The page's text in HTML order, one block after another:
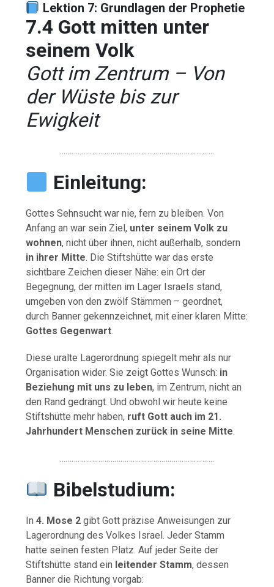
Lektion 7: Grundlagen der Prophetie
7.4 Gott mitten unter
seinem Volk
Gott im Zentrum – Von
der Wüste bis zur
Ewigkeit
………………………………………………………………….
Einleitung:
GottesSehnsuchtwarnie,fern zu bleiben.Von
Anfanganwar sein Ziel, unter seinemVolk zu
wohnen,nichtüber ihnen,nichtaußerhalb, sondern
in ihrer Mitte. DieStiftshüttewardaserste
sichtbare Zeichendieser Nähe:einOrtder
Begegnung,dermitten im Lager Israels stand,
umgebenvonden zwölfStämmen –geordnet,
durch Bannergekennzeichnet,miteiner klaren Mitte:
Gottes Gegenwart.
Dieseuralte Lagerordnung spiegeltmehralsnur
Organisationwider.Sie zeigtGottesWunsch: in
Beziehung mit uns zu leben, im Zentrum,nichtan
den Randgedrängt.Undobwohlwir heute keine
Stiftshüttemehr haben, ruft Gott auch im 21.
Jahrhundert Menschen zurück in seine Mitte.
………………………………………………………………….
Bibelstudium:
In4. Mose 2 gibtGottpräziseAnweisungen zur
LagerordnungdesVolkes Israel.JederStamm
hatte seinenfesten Platz.AufjederSeiteder
Stiftshütte standein leitenderStamm,dessen
Bannerdie Richtungvorgab: